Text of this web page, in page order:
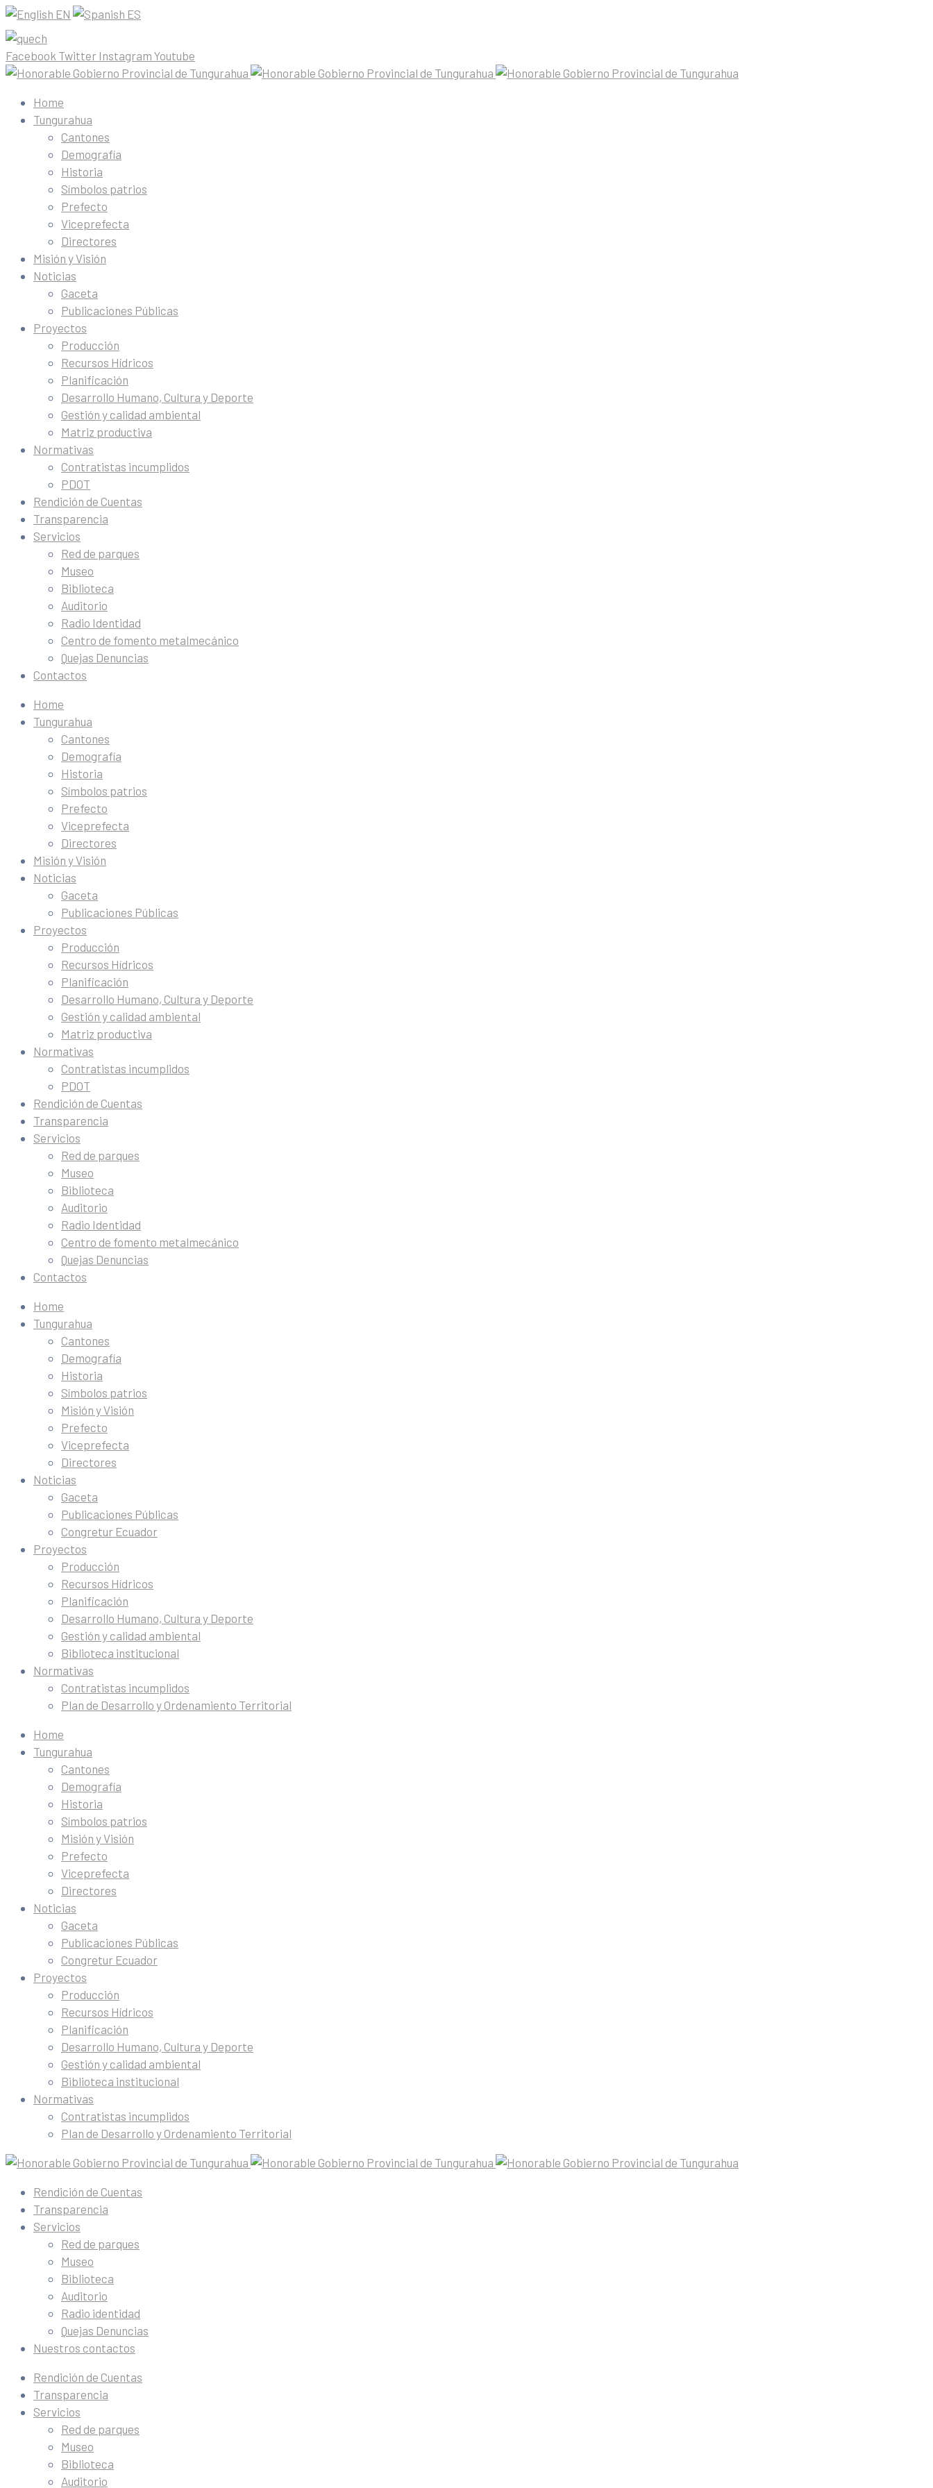
EN ES
Facebook Twitter Instagram Youtube
Home
Tungurahua
Cantones
Demografía
Historia
Símbolos patrios
Prefecto
Viceprefecta
Directores
Misión y Visión
Noticias
Gaceta
Publicaciones Públicas
Proyectos
Producción
Recursos Hídricos
Planificación
Desarrollo Humano, Cultura y Deporte
Gestión y calidad ambiental
Matriz productiva
Normativas
Contratistas incumplidos
PDOT
Rendición de Cuentas
Transparencia
Servicios
Red de parques
Museo
Biblioteca
Auditorio
Radio Identidad
Centro de fomento metalmecánico
Quejas Denuncias
Contactos
Home
Tungurahua
Cantones
Demografía
Historia
Símbolos patrios
Prefecto
Viceprefecta
Directores
Misión y Visión
Noticias
Gaceta
Publicaciones Públicas
Proyectos
Producción
Recursos Hídricos
Planificación
Desarrollo Humano, Cultura y Deporte
Gestión y calidad ambiental
Matriz productiva
Normativas
Contratistas incumplidos
PDOT
Rendición de Cuentas
Transparencia
Servicios
Red de parques
Museo
Biblioteca
Auditorio
Radio Identidad
Centro de fomento metalmecánico
Quejas Denuncias
Contactos
Home
Tungurahua
Cantones
Demografía
Historia
Símbolos patrios
Misión y Visión
Prefecto
Viceprefecta
Directores
Noticias
Gaceta
Publicaciones Públicas
Congretur Ecuador
Proyectos
Producción
Recursos Hídricos
Planificación
Desarrollo Humano, Cultura y Deporte
Gestión y calidad ambiental
Biblioteca institucional
Normativas
Contratistas incumplidos
Plan de Desarrollo y Ordenamiento Territorial
Home
Tungurahua
Cantones
Demografía
Historia
Símbolos patrios
Misión y Visión
Prefecto
Viceprefecta
Directores
Noticias
Gaceta
Publicaciones Públicas
Congretur Ecuador
Proyectos
Producción
Recursos Hídricos
Planificación
Desarrollo Humano, Cultura y Deporte
Gestión y calidad ambiental
Biblioteca institucional
Normativas
Contratistas incumplidos
Plan de Desarrollo y Ordenamiento Territorial
Rendición de Cuentas
Transparencia
Servicios
Red de parques
Museo
Biblioteca
Auditorio
Radio identidad
Quejas Denuncias
Nuestros contactos
Rendición de Cuentas
Transparencia
Servicios
Red de parques
Museo
Biblioteca
Auditorio